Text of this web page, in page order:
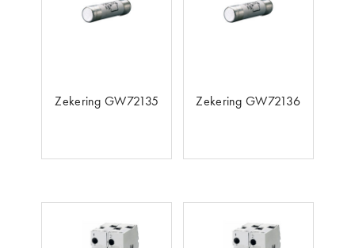
Zekering GW72135 Zekering GW72136